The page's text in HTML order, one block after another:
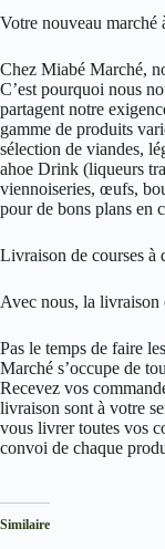
Votre nouveau marché
Chez Miabé Marché,
C’est pourquoi nous
partagent notre
gamme de produits
sélection de viandes,
ahoe Drink (liqueurs
viennoiseries, œufs,
pour de bons plans en
Livraison de courses à
Avec nous, la livraison
Pas le temps de faire
Marché s’occupe de
Recevez vos
livraison sont à votre
vous livrer toutes vos
convoi de chaque
Similaire